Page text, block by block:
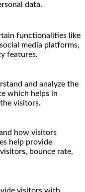
data.
functionalities like
media platforms,
features.
and analyze the
which helps in
visitors.
how visitors
help provide
bounce rate,